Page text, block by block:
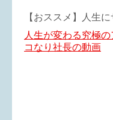
【おススメ】人生
人生が変わる究極
コなり社長の動画